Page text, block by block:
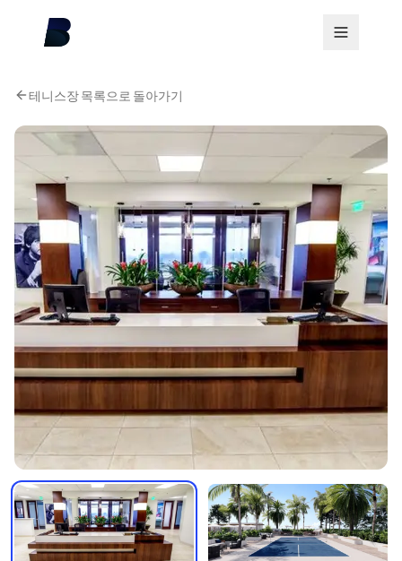
테니스장 목록으로 돌아가기